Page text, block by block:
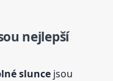
nejlepší
slunce jsou